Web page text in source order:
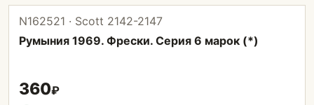
N162521 · Scott 2142-2147
Румыния 1969. Фрески. Серия 6 марок (*)
360₽